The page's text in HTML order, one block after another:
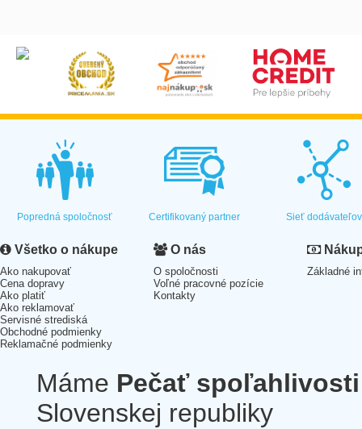
Popredná spoločnosť Certifikovaný partner Sieť dodávateľov
Všetko o nákupe
Ako nakupovať
Cena dopravy
Ako platiť
Ako reklamovať
Servisné strediská
Obchodné podmienky
Reklamačné podmienky
O nás
O spoločnosti
Voľné pracovné pozície
Kontakty
Základné
Máme Pečať spoľahlivosti
Slovenskej republiky